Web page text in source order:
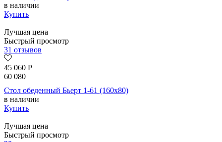
в наличии
Купить
Лучшая цена
Быстрый просмотр
31 отзывов
45 060 Р
60 080
Стол обеденный Бьерт 1-61 (160х80)
в наличии
Купить
Лучшая цена
Быстрый просмотр